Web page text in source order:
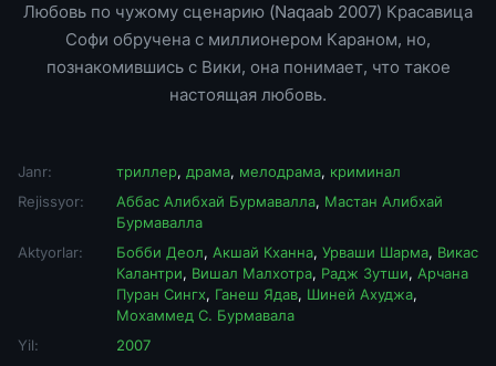
Любовь по чужому сценарию (Naqaab 2007) Красавица
Софи обручена с миллионером Караном, но,
познакомившись с Вики, она понимает, что такое
настоящая любовь.
Janr: триллер, драма, мелодрама, криминал
Rejissyor:
Аббас Алибхай Бурмавалла, Мастан Алибхай
Бурмавалла
Aktyorlar:
Бобби Деол, Акшай Кханна, Урваши Шарма, Викас
Калантри, Вишал Малхотра, Радж Зутши, Арчана
Пуран Сингх, Ганеш Ядав, Шиней Ахуджа,
Мохаммед С. Бурмавала
Yil:
2007